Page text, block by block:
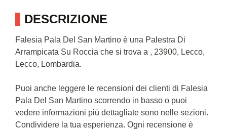
DESCRIZIONE
Falesia Pala Del San Martino è una Palestra Di
Arrampicata Su Roccia che si trova a , 23900, Lecco,
Lecco, Lombardia.
Puoi anche leggere le recensioni dei clienti di Falesia
Pala Del San Martino scorrendo in basso o puoi
vedere informazioni più dettagliate sono nelle sezioni.
Condividere la tua esperienza. Ogni recensione è